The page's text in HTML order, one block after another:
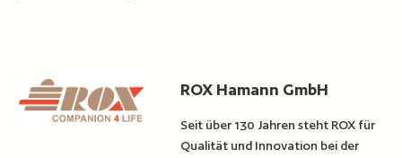
ROX Hamann GmbH
Seit über 130 Jahren steht ROX für
Qualität und Innovation bei der